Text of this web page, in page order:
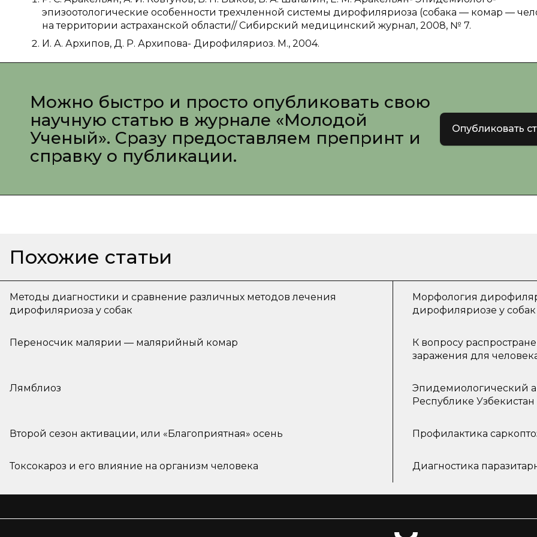
эпизоотологические особенности трехчленной системы дирофиляриоза (собака — комар —
на территории астраханской области// Сибирский медицинский журнал, 2008, № 7.
И. А. Архипов, Д. Р. Архипова- Дирофиляриоз. М., 2004.
Можно быстро и просто опубликовать свою
научную статью в журнале «Молодой
Ученый». Сразу предоставляем препринт и
справку о публикации.
Опубликовать
Похожие статьи
Методы диагностики и сравнение различных методов лечения
дирофиляриоза у собак
Морфология
дирофиляриозе у
Переносчик малярии — малярийный комар
К вопросу
заражения для
Лямблиоз
Эпидемиологический
Республике Узбекистан
Второй сезон активации, или «Благоприятная» осень Профилактика
Токсокароз и его влияние на организм человека Диагностика